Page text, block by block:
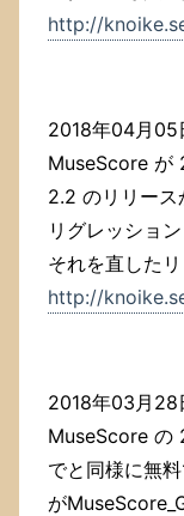
http://
2018年04月05
MuseScore が
2.2 のリリース
リグレッショ
それを直した
http://
2018年03月28
MuseScore の
でと同様に無
が